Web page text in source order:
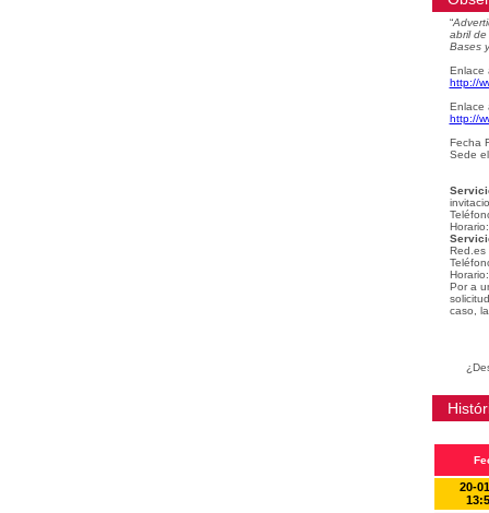
“
abril
Bases
Enlace
http://
Enlace
http://
Fecha
Sede
Red.es
Por a
caso,
20-